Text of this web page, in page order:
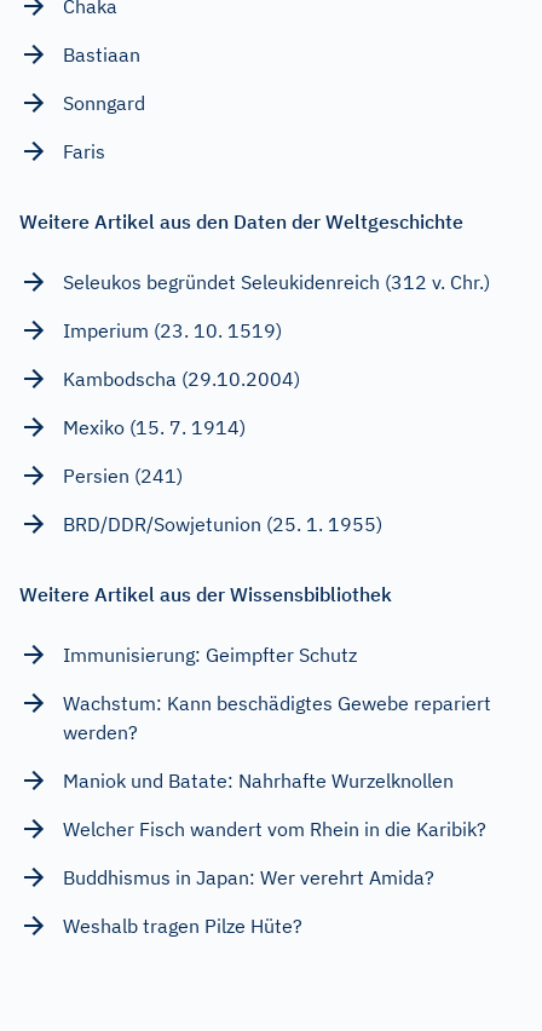
Chaka
Bastiaan
Sonngard
Faris
Weitere Artikel aus den Daten der Weltgeschichte
Seleukos begründet Seleukidenreich (312 v. Chr.)
Imperium (23. 10. 1519)
Kambodscha (29.10.2004)
Mexiko (15. 7. 1914)
Persien (241)
BRD/DDR/Sowjetunion (25. 1. 1955)
Weitere Artikel aus der Wissensbibliothek
Immunisierung: Geimpfter Schutz
Wachstum: Kann beschädigtes Gewebe repariert
werden?
Maniok und Batate: Nahrhafte Wurzelknollen
Welcher Fisch wandert vom Rhein in die Karibik?
Buddhismus in Japan: Wer verehrt Amida?
Weshalb tragen Pilze Hüte?